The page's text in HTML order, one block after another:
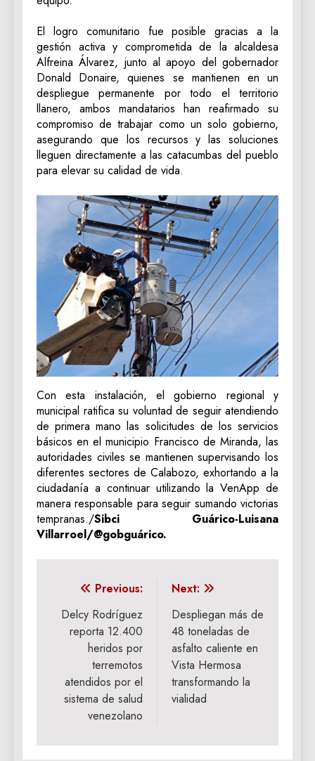
‎El logro comunitario fue posible gracias a la
gestión activa y comprometida de la alcaldesa
Alfreina Álvarez, junto al apoyo del gobernador
Donald Donaire, quienes se mantienen en un
despliegue permanente por todo el territorio
llanero, ambos mandatarios han reafirmado su
compromiso de trabajar como un solo gobierno,
asegurando que los recursos y las soluciones
lleguen directamente a las catacumbas del pueblo
para elevar su calidad de vida.
Con esta instalación, el gobierno regional y
municipal ratifica su voluntad de seguir atendiendo
de primera mano las solicitudes de los servicios
básicos en el municipio Francisco de Miranda, las
autoridades civiles se mantienen supervisando los
diferentes sectores de Calabozo, exhortando a la
ciudadanía a continuar utilizando la VenApp de
manera responsable para seguir sumando victorias
tempranas./‎Sibci Guárico-Luisana
Villarroel/@gobguárico.
Navegación
de
entradas
Previous:
Delcy Rodríguez
reporta 12.400
heridos por
terremotos
atendidos por el
sistema de salud
venezolano
Next:
Despliegan más de
48 toneladas de
asfalto caliente en
Vista Hermosa
transformando la
vialidad